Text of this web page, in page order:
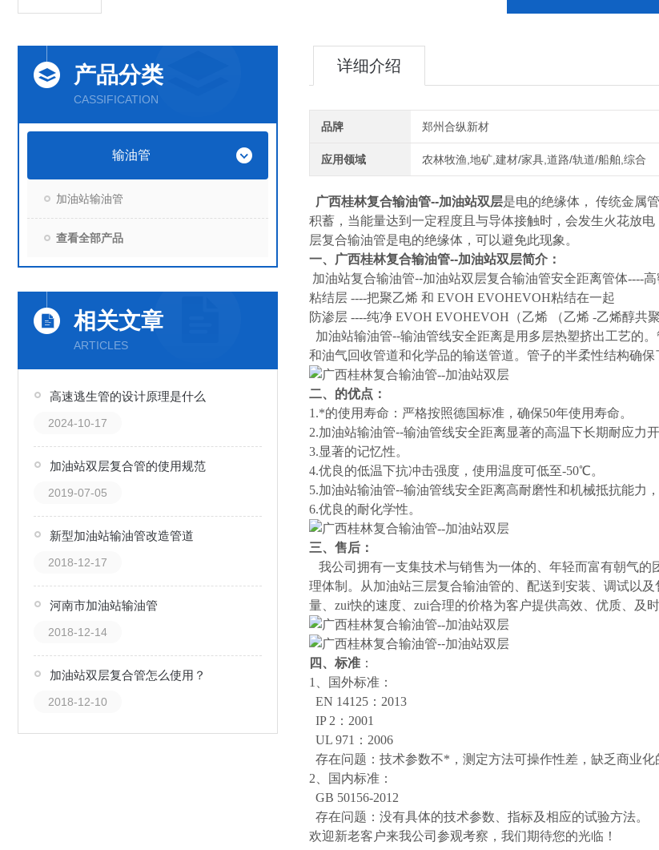
详细介绍
品牌 郑州合纵新材
应用领域 农林牧渔,地矿,建材/家具,道路/轨道/船舶,综合
广西桂林复合输油管--加油站双层是电的绝缘体，
传统金属
积蓄，当能量达到一定程度且与导体接触时，会发生火花放
层复合输油管是电的绝缘体，可以避免此现象。
一、
广西桂林复合输油管--加油站双层简介：
加油站复合输油管--加油站双层复合输油管安全距离管体----
粘结层 ----把聚乙烯 和 EVOH EVOHEVOH粘结在一起
防渗层 ----纯净 EVOH EVOHEVOH（乙烯 （乙烯 -乙烯醇共聚
加油站输油管--输油管线安全距离是用多层热塑挤出工艺的
和油气回收管道和化学品的输送管道。管子的半柔性结构确
二、 的优点：
1.*的使用寿命：严格按照德国标准，确保50年使用寿命。
2.加油站输油管--输油管线安全距离显著的高温下长期耐应力
3.显著的记忆性。
4.优良的低温下抗冲击强度，使用温度可低至-50℃。
5.加油站输油管--输油管线安全距离高耐磨性和机械抵抗能力
6.优良的耐化学性。
三、 售后：
我公司拥有一支集技术与销售为一体的、年轻而富有朝气
理体制。从加油站三层复合输油管的、配送到安装、调试以
量、zui快的速度、zui合理的价格为客户提供高效、优质、及
四、 标准 ：
1、国外标准：
EN 14125：2013
IP 2：2001
UL 971：2006
存在问题：技术参数不*，测定方法可操作性差，缺乏商业化
2、国内标准：
GB 50156-2012
存在问题：没有具体的技术参数、指标及相应的试验方法。
欢迎新老客户来我公司参观考察，我们期待您的光临！
产品分类
CASSIFICATION
输油管
加油站输油管
查看全部产品
相关文章
ARTICLES
高速逃生管的设计原理是什么
2024-10-17
加油站双层复合管的使用规范
2019-07-05
新型加油站输油管改造管道
2018-12-17
河南市加油站输油管
2018-12-14
加油站双层复合管怎么使用？
2018-12-10